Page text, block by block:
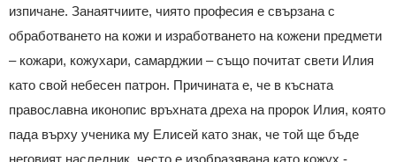
изпичане. Занаятчиите, чиято професия е свързана с
обработването на кожи и изработването на кожени предмети
– кожари, кожухари, самарджии – също почитат свети Илия
като свой небесен патрон. Причината е, че в късната
православна иконопис връхната дреха на пророк Илия, която
пада върху ученика му Елисей като знак, че той ще бъде
неговият наследник, често е изобразявана като кожух -